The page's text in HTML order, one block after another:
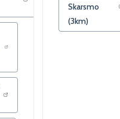
Skarsmo
(3km)